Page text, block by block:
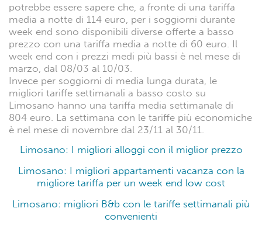
potrebbe essere sapere che, a fronte di una tariffa
media a notte di 114 euro, per i soggiorni durante
week end sono disponibili diverse offerte a basso
prezzo con una tariffa media a notte di 60 euro. Il
week end con i prezzi medi più bassi è nel mese di
marzo, dal 08/03 al 10/03.
Invece per soggiorni di media lunga durata, le
migliori tariffe settimanali a basso costo su
Limosano hanno una tariffa media settimanale di
804 euro. La settimana con le tariffe più economiche
è nel mese di novembre dal 23/11 al 30/11.
Limosano: I migliori alloggi con il miglior prezzo
Limosano: I migliori appartamenti vacanza con la
migliore tariffa per un week end low cost
Limosano: migliori B&b con le tariffe settimanali più
convenienti